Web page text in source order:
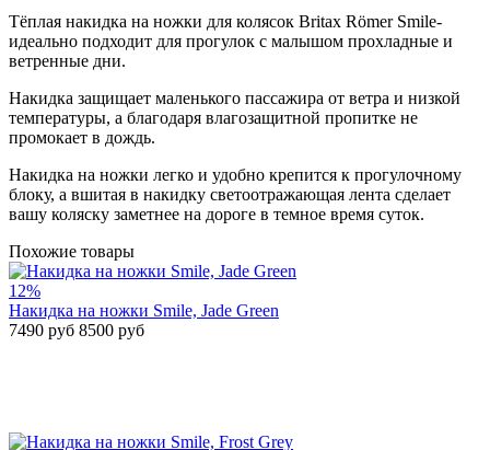
Тёплая накидка на ножки для колясок Britax Römer Smile-
идеально подходит для прогулок с малышом прохладные и
ветренные дни.
Накидка защищает маленького пассажира от ветра и низкой
температуры, а благодаря влагозащитной пропитке не
промокает в дождь.
Накидка на ножки легко и удобно крепится к прогулочному
блоку, а вшитая в накидку светоотражающая лента сделает
вашу коляску заметнее на дороге в темное время суток.
Похожие товары
12%
Накидка на ножки Smile, Jade Green
7490 руб 8500 руб